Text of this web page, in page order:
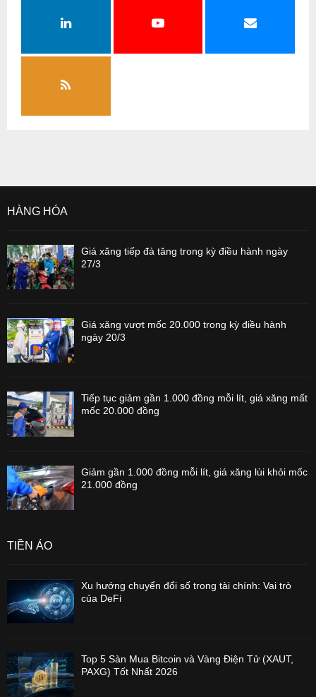
HÀNG HÓA
Giá xăng tiếp đà tăng trong kỳ điều hành ngày
27/3
Giá xăng vượt mốc 20.000 trong kỳ điều hành
ngày 20/3
Tiếp tục giảm gần 1.000 đồng mỗi lít, giá xăng mất
mốc 20.000 đồng
Giảm gần 1.000 đồng mỗi lít, giá xăng lùi khỏi mốc
21.000 đồng
TIỀN ẢO
Xu hướng chuyển đổi số trong tài chính: Vai trò
của DeFi
Top 5 Sàn Mua Bitcoin và Vàng Điện Tử (XAUT,
PAXG) Tốt Nhất 2026